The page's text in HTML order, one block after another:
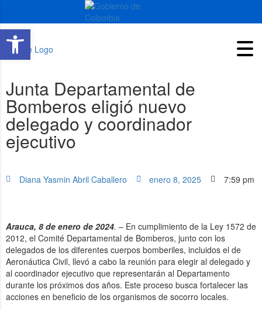
Abrir barra de herramientas
Junta Departamental de
Bomberos eligió nuevo
delegado y coordinador
ejecutivo
Diana Yasmin Abril Caballero enero 8, 2025 7:59 pm
Arauca, 8 de enero de 2024. – En cumplimiento de la Ley 1572 de
2012, el Comité Departamental de Bomberos, junto con los
delegados de los diferentes cuerpos bomberiles, incluidos el de
Aeronáutica Civil, llevó a cabo la reunión para elegir al delegado y
al coordinador ejecutivo que representarán al Departamento
durante los próximos dos años. Este proceso busca fortalecer las
acciones en beneficio de los organismos de socorro locales.